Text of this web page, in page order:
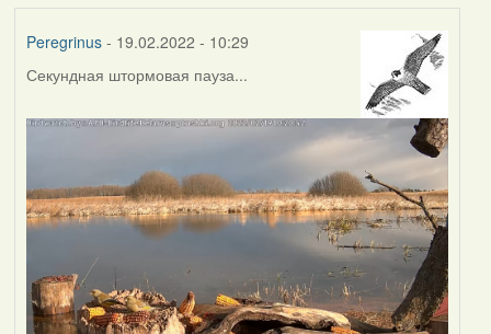
Peregrinus- 19.02.2022 - 10:29
Секундная штормовая пауза...